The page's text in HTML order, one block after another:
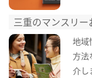
三重のマンスリ
地域
方法
介し